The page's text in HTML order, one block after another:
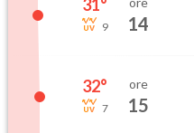
31°
9 14
32°
7
ore
15